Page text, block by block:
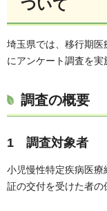
ついて
埼玉県では、移行期
にアンケート調査を実
調査の概要
1 調査対象者
小児慢性特定疾病医
証の交付を受けた者の